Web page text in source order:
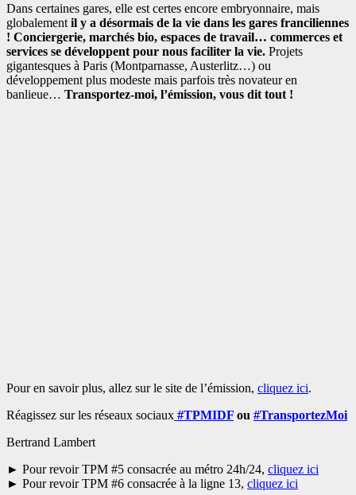
Dans certaines gares, elle est certes encore embryonnaire, mais
globalement il y a désormais de la vie dans les gares franciliennes
! Conciergerie, marchés bio, espaces de travail… commerces et
services se développent pour nous faciliter la vie. Projets
gigantesques à Paris (Montparnasse, Austerlitz…) ou
développement plus modeste mais parfois très novateur en
banlieue… Transportez-moi, l’émission, vous dit tout !
Pour en savoir plus, allez sur le site de l’émission, cliquez ici.
Réagissez sur les réseaux sociaux #TPMIDF ou #TransportezMoi
Bertrand Lambert
► Pour revoir TPM #5 consacrée au métro 24h/24, cliquez ici
► Pour revoir TPM #6 consacrée à la ligne 13, cliquez ici